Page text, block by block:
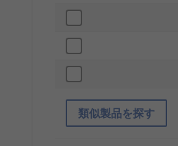
類似製品を探す